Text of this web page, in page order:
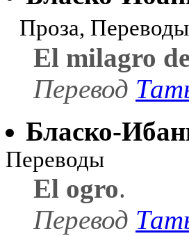
Проза, Переводы
El milagro
Перевод
Бласко-
Переводы
El ogro.
Перевод